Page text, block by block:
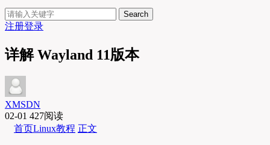
Search
注册登录
详解 Wayland 11版本
XMSDN
02-01 427阅读
首页Linux教程 正文